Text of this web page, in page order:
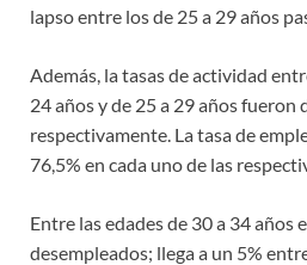
lapso entre los de 25 a 29 años
Además, la tasas de actividad
24 años y de 25 a 29 años fueron
respectivamente. La tasa de
76,5% en cada uno de las
Entre las edades de 30 a 34 años
desempleados; llega a un 5%